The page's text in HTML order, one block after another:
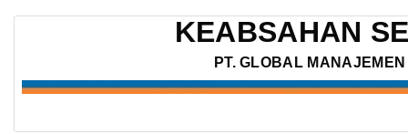
MANDIRI
ISO
KEABSAHAN
PT. GLOBAL